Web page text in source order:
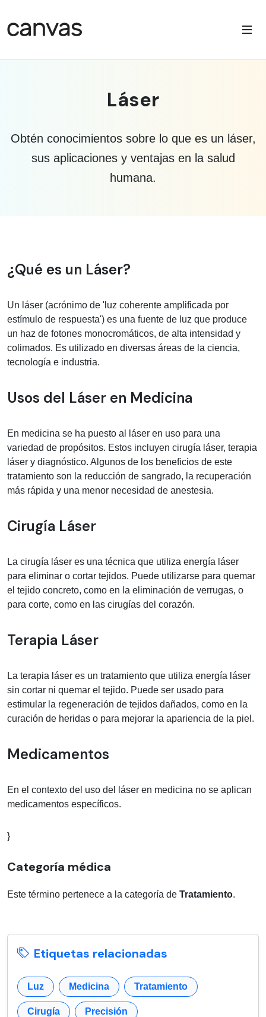
Láser
Obtén conocimientos sobre lo que es un láser,
sus aplicaciones y ventajas en la salud
humana.
Información médica sobre Láser
¿Qué es un Láser?
Un láser (acrónimo de 'luz coherente amplificada por
estímulo de respuesta') es una fuente de luz que produce
un haz de fotones monocromáticos, de alta intensidad y
colimados. Es utilizado en diversas áreas de la ciencia,
tecnología e industria.
Usos del Láser en Medicina
En medicina se ha puesto al láser en uso para una
variedad de propósitos. Estos incluyen cirugía láser, terapia
láser y diagnóstico. Algunos de los beneficios de este
tratamiento son la reducción de sangrado, la recuperación
más rápida y una menor necesidad de anestesia.
Cirugía Láser
La cirugía láser es una técnica que utiliza energía láser
para eliminar o cortar tejidos. Puede utilizarse para quemar
el tejido concreto, como en la eliminación de verrugas, o
para corte, como en las cirugías del corazón.
Terapia Láser
La terapia láser es un tratamiento que utiliza energía láser
sin cortar ni quemar el tejido. Puede ser usado para
estimular la regeneración de tejidos dañados, como en la
curación de heridas o para mejorar la apariencia de la piel.
Medicamentos
En el contexto del uso del láser en medicina no se aplican
medicamentos específicos.
}
Categoría médica
Este término pertenece a la categoría de Tratamiento.
Etiquetas relacionadas
Luz Medicina Tratamiento
Cirugía Precisión